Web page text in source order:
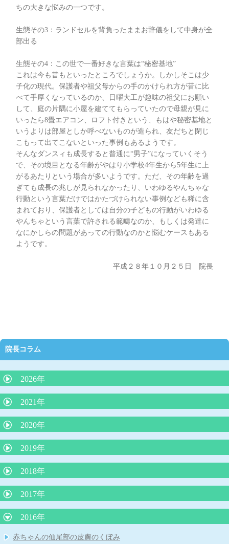
ちの大きな悩みの一つです。
生態その3：ランドセルを背負ったままお辞儀をして中身が全
部出る
生態その4：この世で一番好きな言葉は“秘密基地”
これは今も昔もといったところでしょうか。しかしそこは少
子化の現代。保護者や祖父母からの手のかけられ方が昔に比
べて手厚くなっているのか、日曜大工が趣味の祖父にお願い
して、庭の片隅に小屋を建ててもらっていたので母親が見に
いったら8畳エアコン、ロフト付きという、もはや秘密基地と
いうよりは部屋としか呼べないものが造られ、友だちと閉じ
こもって出てこないといった事例もあるようです。
そんなダンスィも成長すると普通に“男子”になっていくそう
で、その境目となる年齢がやはり小学校4年生から5年生に上
がるあたりという場合が多いようです。ただ、その年齢を過
ぎても成長の兆しが見られなかったり、いわゆるやんちゃな
行動という言葉だけではかたづけられない事例なども稀に含
まれており、保護者としては自分の子どもの行動がいわゆる
やんちゃという言葉で許される範疇なのか、もしくは発達に
なにかしらの問題があっての行動なのかと悩むケースもある
ようです。
平成２８年１０月２５日 院長
院長コラム
2026年
抗生剤の正しい使い方（どんな時に必要か）
2021年
夜泣きにLGG乳酸菌（ヨーグルト）が効果的？
外来で３０分で分かるアレルギー検査は本当に信頼できるのか？
院長コラム 「魚アレルギー」
院長コラム アレルギー学会が言っている（積極的に負荷免疫療
院長コラム「魚をたべて蕁麻疹が出たら、魚アレルギーか？』
子宮頸がんワクチンを受けましょう！
2020年
院長コラム「アトピー性皮膚炎の最新知識：プロアクティブ療
法」
院長コラム 「子どもの便秘について」
子どもの微熱とは 院長コラム
院長コラム 令和２年５月号 「赤ちゃんは縦抱っこより、抱きし
められたい！」
2019年
インフルエンザの最新知識
ウイルス性下痢に整腸剤は効果なし
自家栽培のジャガイモの食中毒に注意！
りんご病は何度もかかる？？
抗インフルエンザ薬 新薬ゾフルーザによる「耐性」とはどうい
2018年
苺状血管腫の治療がレーザー治療から内服（プロプラノロール）
治療へ
嘔吐下痢症に、吐き気止めや整腸剤は必要？？
「抗生剤は検査なしで出してはならない」という声明文（日本小
2017年
子どもの肥満と肥満症
2016年
赤ちゃんの仙尾部の皮膚のくぼみ